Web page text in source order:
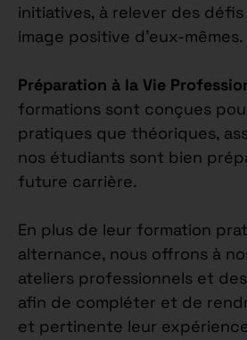
initiatives, à relever des
image positive d’eux-mêmes.
Préparation à la Vie
formations sont conçues
pratiques que théoriques,
nos étudiants sont bien
future carrière.
En plus de leur formation
alternance, nous offrons à
ateliers professionnels et
afin de compléter et de
et pertinente leur